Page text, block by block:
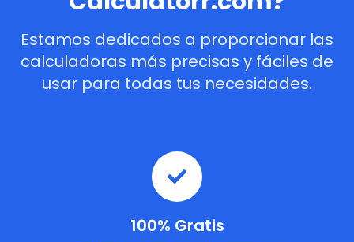
Estamos dedicados a proporcionar las
calculadoras más precisas y fáciles de
usar para todas tus necesidades.
100% Gratis